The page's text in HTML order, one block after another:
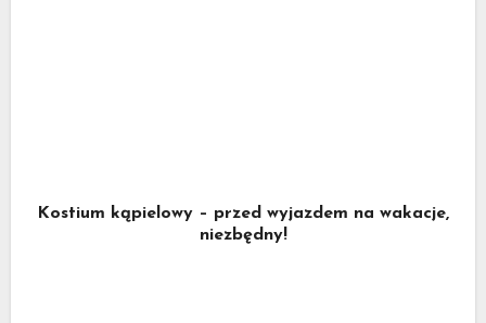
Kostium kąpielowy – przed wyjazdem na wakacje,
niezbędny!